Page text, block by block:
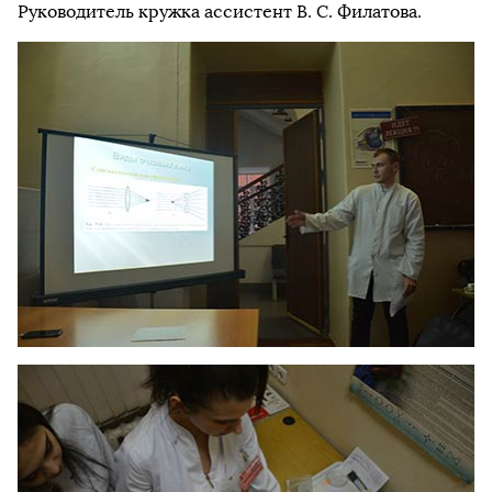
Руководитель кружка ассистент В. С. Филатова.